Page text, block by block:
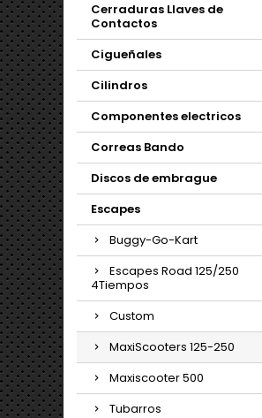
Cerraduras Llaves de
Contactos
Cigueñales
Cilindros
Componentes electricos
Correas Bando
Discos de embrague
Escapes
Buggy-Go-Kart
Escapes Road 125/250
4Tiempos
Custom
MaxiScooters 125-250
Maxiscooter 500
Tubarros